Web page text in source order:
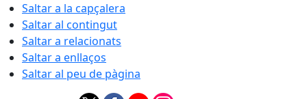
Saltar a la capçalera
Saltar al contingut
Saltar a relacionats
Saltar a enllaços
Saltar al peu de pàgina